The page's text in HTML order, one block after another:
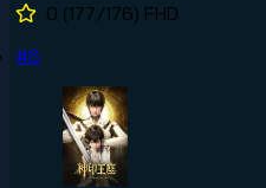
0 (177/176) FHD
#6